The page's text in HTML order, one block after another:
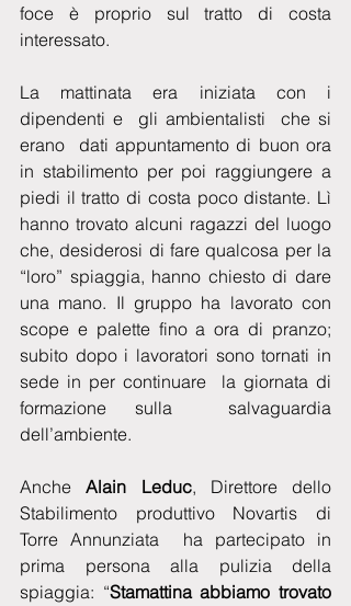
foce è proprio sul tratto di costa
interessato.
La mattinata era iniziata con i
dipendenti e  gli ambientalisti  che si
erano  dati appuntamento di buon ora
in stabilimento per poi raggiungere a
piedi il tratto di costa poco distante. Lì
hanno trovato alcuni ragazzi del luogo
che, desiderosi di fare qualcosa per la
“loro” spiaggia, hanno chiesto di dare
una mano. Il gruppo ha lavorato con
scope e palette fino a ora di pranzo;
subito dopo i lavoratori sono tornati in
sede in per continuare  la giornata di
formazione sulla  salvaguardia
dell’ambiente.
Anche Alain Leduc, Direttore dello
Stabilimento produttivo Novartis di
Torre Annunziata  ha partecipato in
prima persona alla pulizia della
spiaggia: “Stamattina abbiamo trovato